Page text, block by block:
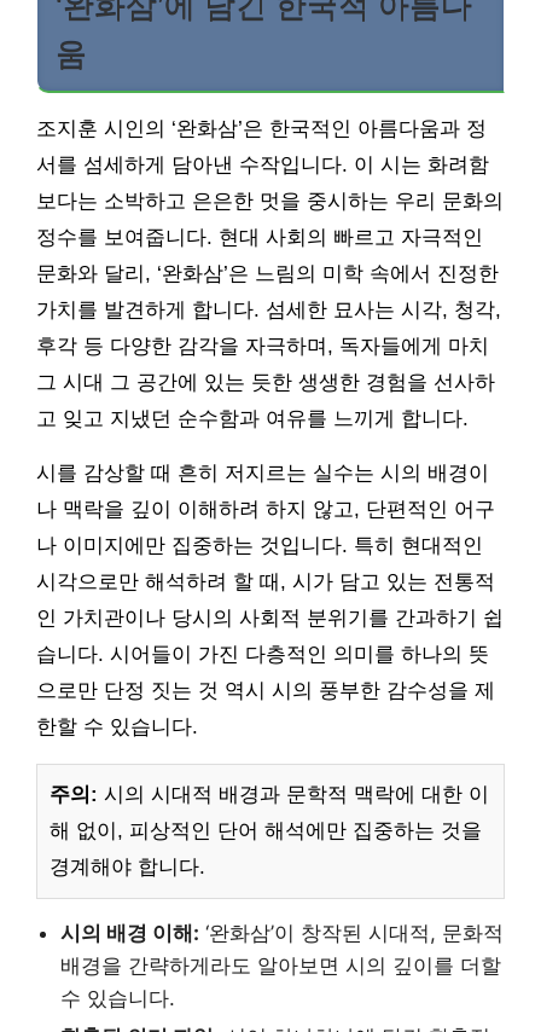
움
조지훈 시인의 ‘완화삼’은 한국적인 아름다움과 정
서를 섬세하게 담아낸 수작입니다. 이 시는 화려함
보다는 소박하고 은은한 멋을 중시하는 우리 문화의
정수를 보여줍니다. 현대 사회의 빠르고 자극적인
문화와 달리, ‘완화삼’은 느림의 미학 속에서 진정한
가치를 발견하게 합니다. 섬세한 묘사는 시각, 청각,
후각 등 다양한 감각을 자극하며, 독자들에게 마치
그 시대 그 공간에 있는 듯한 생생한 경험을 선사하
고 잊고 지냈던 순수함과 여유를 느끼게 합니다.
시를 감상할 때 흔히 저지르는 실수는 시의 배경이
나 맥락을 깊이 이해하려 하지 않고, 단편적인 어구
나 이미지에만 집중하는 것입니다. 특히 현대적인
시각으로만 해석하려 할 때, 시가 담고 있는 전통적
인 가치관이나 당시의 사회적 분위기를 간과하기 쉽
습니다. 시어들이 가진 다층적인 의미를 하나의 뜻
으로만 단정 짓는 것 역시 시의 풍부한 감수성을 제
한할 수 있습니다.
주의: 시의 시대적 배경과 문학적 맥락에 대한 이
해 없이, 피상적인 단어 해석에만 집중하는 것을
경계해야 합니다.
시의 배경 이해: ‘완화삼’이 창작된 시대적, 문화적
배경을 간략하게라도 알아보면 시의 깊이를 더할
수 있습니다.